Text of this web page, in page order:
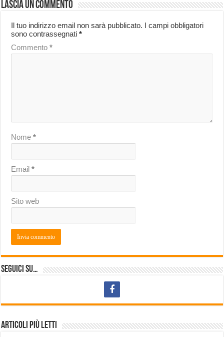
Lascia un commento
Il tuo indirizzo email non sarà pubblicato. I campi obbligatori
sono contrassegnati*
Commento*
Nome*
Email*
Sito web
Seguici su…
Articoli più letti